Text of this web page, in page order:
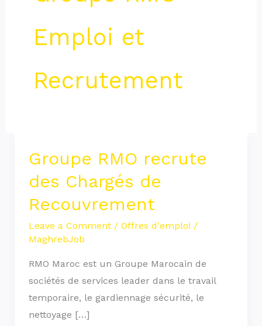
Emploi et
Recrutement
Groupe RMO recrute
des Chargés de
Recouvrement
Leave a Comment / Offres d'emploi /
MaghrebJob
RMO Maroc est un Groupe Marocain de
sociétés de services leader dans le travail
temporaire, le gardiennage sécurité, le
nettoyage […]
Groupe
recrute
des
Chargés
de